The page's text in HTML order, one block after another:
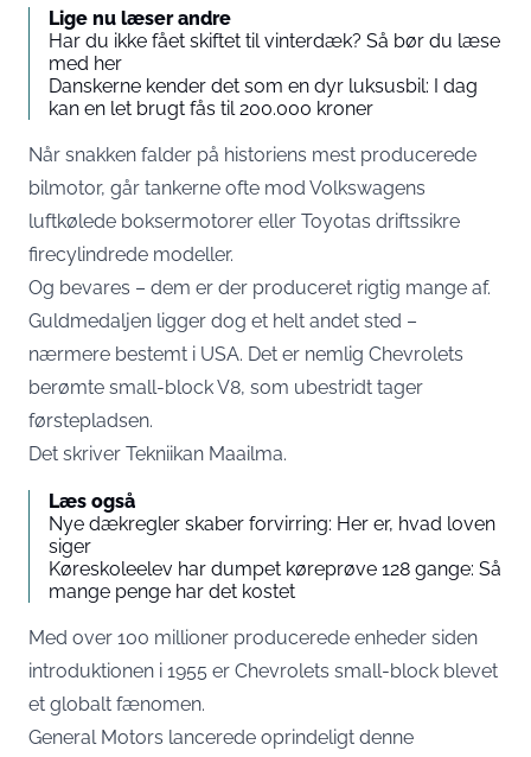
Lige nu læser andre
Har du ikke fået skiftet til vinterdæk? Så bør du læse
med her
Danskerne kender det som en dyr luksusbil: I dag
kan en let brugt fås til 200.000 kroner
Når snakken falder på historiens mest producerede
bilmotor, går tankerne ofte mod Volkswagens
luftkølede boksermotorer eller Toyotas driftssikre
firecylindrede modeller.
Og bevares – dem er der produceret rigtig mange af.
Guldmedaljen ligger dog et helt andet sted –
nærmere bestemt i USA. Det er nemlig Chevrolets
berømte small-block V8, som ubestridt tager
førstepladsen.
Det skriver Tekniikan Maailma.
Læs også
Nye dækregler skaber forvirring: Her er, hvad loven
siger
Køreskoleelev har dumpet køreprøve 128 gange: Så
mange penge har det kostet
Med over 100 millioner producerede enheder siden
introduktionen i 1955 er Chevrolets small-block blevet
et globalt fænomen.
General Motors lancerede oprindeligt denne